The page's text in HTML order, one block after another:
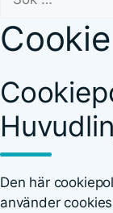
efter:
Den här
använder